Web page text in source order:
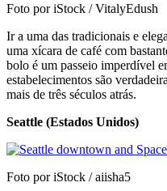
Foto por iStock / VitalyEdush
Ir a uma das tradicionais e
uma xícara de café com
bolo é um passeio imperdível
estabelecimentos são
mais de três séculos atrás.
Seattle (Estados Unidos)
Foto por iStock / aiisha5